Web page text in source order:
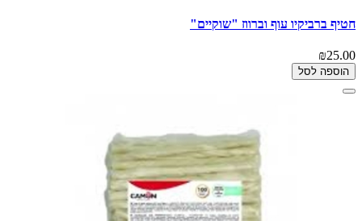
חטיף ברביקיו עוף וברווז "שוקיים"
₪25.00
הוספה לסל